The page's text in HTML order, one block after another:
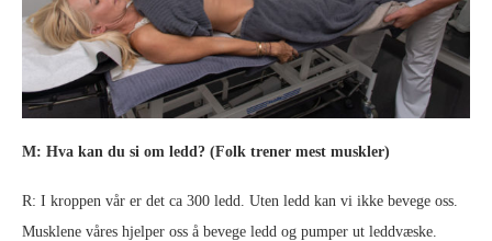
M: Hva kan du si om ledd? (Folk trener mest muskler)
R: I kroppen vår er det ca 300 ledd. Uten ledd kan vi ikke bevege oss.
Musklene våres hjelper oss å bevege ledd og pumper ut leddvæske.